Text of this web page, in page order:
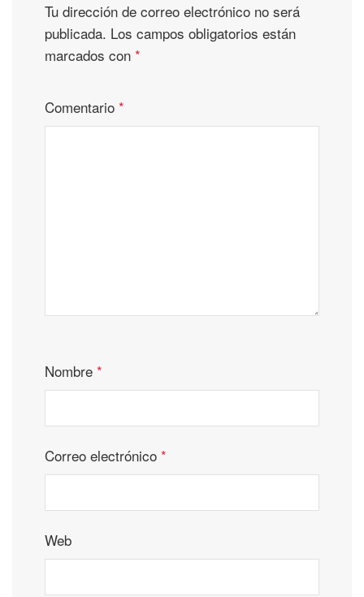
Tu dirección de correo electrónico no será
publicada. Los campos obligatorios están
marcados con *
Comentario *
Nombre *
Correo electrónico *
Web